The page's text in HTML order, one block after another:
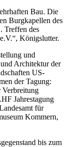
Bau. Die
Burgkapellen des
Treffen des
Königslutter.
und
Architektur der
US-
der Tagung:
Verbreitung
Jahrestagung
für
Kommern,
bis zum